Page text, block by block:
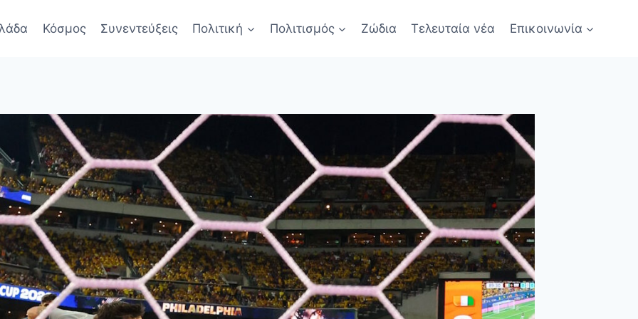
Κόσμος Συνεντεύξεις Πολιτική Πολιτισμός Ζώδια Τελευταία νέα Επικοινωνία